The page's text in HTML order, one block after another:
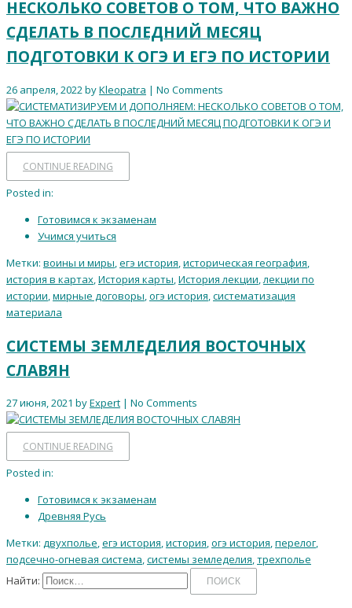
НЕСКОЛЬКО СОВЕТОВ О ТОМ, ЧТО ВАЖНО
СДЕЛАТЬ В ПОСЛЕДНИЙ МЕСЯЦ
ПОДГОТОВКИ К ОГЭ И ЕГЭ ПО ИСТОРИИ
26 апреля, 2022 byKleopatra | No Comments
CONTINUE READING
Posted in:
Готовимся к экзаменам
Учимся учиться
Метки: воины и миры егэ история историческая география
история в картах История карты История лекции лекции по
истории мирные договоры огэ история систематизация
материала
СИСТЕМЫ ЗЕМЛЕДЕЛИЯ ВОСТОЧНЫХ
СЛАВЯН
27 июня, 2021 byExpert | No Comments
CONTINUE READING
Posted in:
Готовимся к экзаменам
Древняя Русь
Метки: двухполье,егэ история,история,огэ история,перелог,
подсечно-огневая система,системы земледелия,трехполье
Найти: